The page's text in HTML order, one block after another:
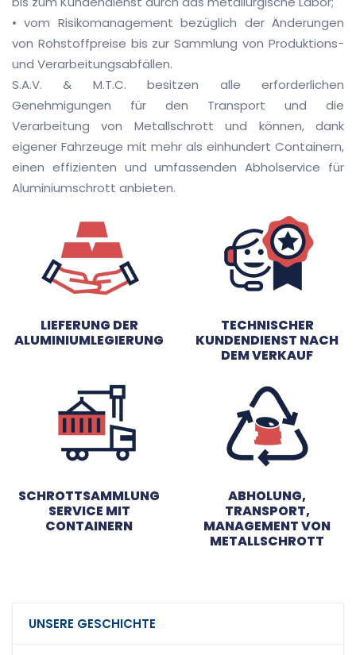
UNSERE GESCHICHTE
• vom Risikomanagement bezüglich der Änderungen
von Rohstoffpreise bis zur Sammlung von Produktions-
und Verarbeitungsabfällen.
S.A.V. & M.T.C. besitzen alle erforderlichen
Genehmigungen für den Transport und die
Verarbeitung von Metallschrott und können, dank
eigener Fahrzeuge mit mehr als einhundert Containern,
einen effizienten und umfassenden Abholservice für
Aluminiumschrott anbieten.
LIEFERUNG DER
ALUMINIUMLEGIERUNG
TECHNISCHER
KUNDENDIENST NACH
DEM VERKAUF
SCHROTTSAMMLUNG
SERVICE MIT
CONTAINERN
ABHOLUNG,
TRANSPORT,
MANAGEMENT VON
METALLSCHROTT